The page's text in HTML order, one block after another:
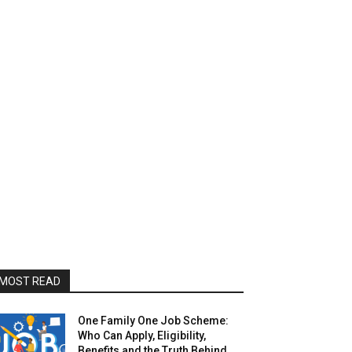
READ
One Family One Job Scheme:
Who Can Apply, Eligibility,